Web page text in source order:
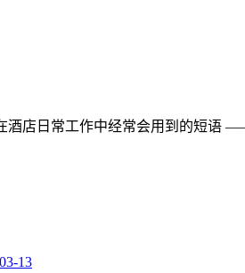
店日常工作中经常会用到的短语
13